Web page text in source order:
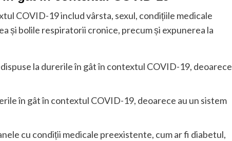
COVID-19 includ vârsta, sexul, condițiile medicale
și bolile respiratorii cronice, precum și expunerea la
la durerile în gât în contextul COVID-19, deoarece
în gât în contextul COVID-19, deoarece au un sistem
cu condiții medicale preexistente, cum ar fi diabetul,